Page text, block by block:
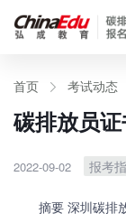
首页
考试动态
首页 考试动态
碳排放员
2022-09-02 报考
摘要 深圳碳排放